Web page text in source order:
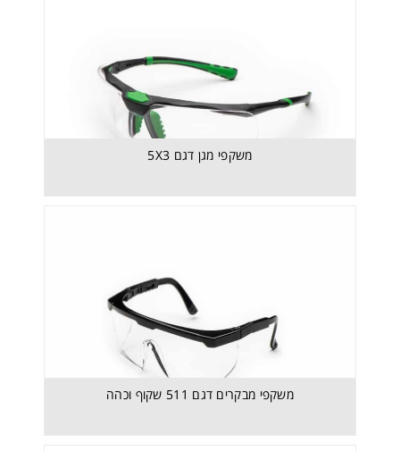
משקפי מגן דגם 5X3
משקפי מבקרים דגם 511 שקוף וכהה
משקפי מבקרים דגם 511 שקוף וכהה